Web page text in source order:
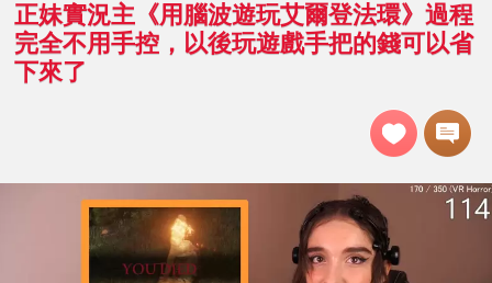
正妹實況主《用腦波遊玩艾爾登法環》過程
完全不用手控，以後玩遊戲手把的錢可以省
下來了